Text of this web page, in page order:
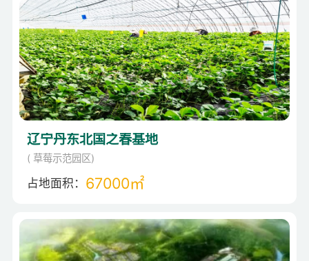
辽宁丹东北国之春基地
( 草莓示范园区)
占地面积： 67000㎡